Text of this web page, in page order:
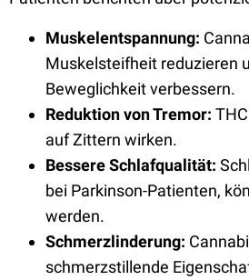
Muskelentspannung:
Muskelsteifheit reduzieren
Beweglichkeit verbessern.
Reduktion von Tremor:
auf Zittern wirken.
Bessere Schlafqualität:
bei Parkinson-Patienten,
werden.
Schmerzlinderung:
schmerzstillende